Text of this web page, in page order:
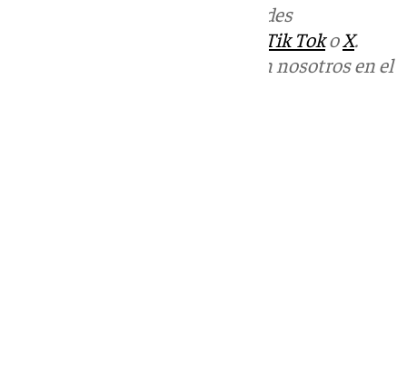
en las redes
Tik TokoX.
Puedes ponerte en contacto con nosotros en el